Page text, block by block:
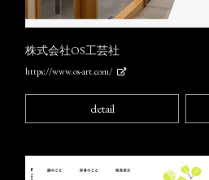
株式会社OS工芸社
https://www.os-art.com/
detail